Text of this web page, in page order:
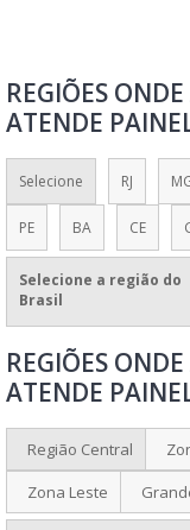
PAINEL DE AUTOMAÇÃO
PAINEL DE AUTOMAÇÃO
PAINEL DE AUTOMAÇÃO
PAINEL DE AUTOMAÇÃO
PAINEL DE CHAMADA
PAINEL DE COMANDO
PAINEL DE COMANDO
PAINEL DE
PAINEL DE CONTROLE
PAINEL DE CONTROLE
REGIÕES
ATENDE
Selecione RJ
PE BA CE
Selecione a região do
Brasil
REGIÕES
ATENDE
Região Central
Zona Leste